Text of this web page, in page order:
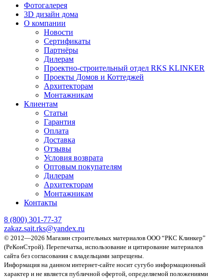
Фотогалерея
3D дизайн дома
О компании
Новости
Сертификаты
Партнёры
Дилерам
Проектно-строительный отдел RKS KLINKER
Проекты Домов и Коттеджей
Архитекторам
Монтажникам
Клиентам
Статьи
Гарантия
Оплата
Доставка
Отзывы
Условия возврата
Оптовым покупателям
Дилерам
Архитекторам
Монтажникам
Контакты
8 (800) 301-77-37
zakaz.sait.rks@yandex.ru
© 2012—2026 Магазин строительных материалов ООО “РКС Клинкер”
(РеКонСтрой). Перепечатка, использование и цитирование материалов
сайта без согласования с владельцами запрещены.
Информация на данном интернет-сайте носит сугубо информационный
характер и не является публичной офертой, определяемой положениями